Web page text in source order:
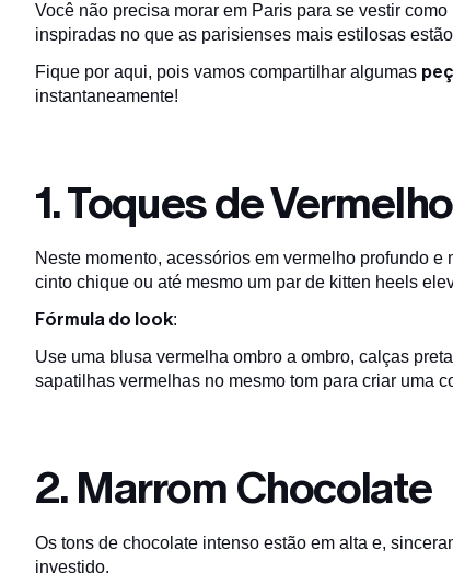
Você não precisa morar em Paris para se vestir
inspiradas no que as parisienses mais estilosas
Fique por aqui, pois vamos compartilhar algumas
instantaneamente!
1. Toques de Vermelho
Neste momento, acessórios em vermelho profundo
cinto chique ou até mesmo um par de kitten heels
Fórmula do look:
Use uma blusa vermelha ombro a ombro, calças
sapatilhas vermelhas no mesmo tom para criar uma
2. Marrom Chocolate
Os tons de chocolate intenso estão em alta e,
investido.